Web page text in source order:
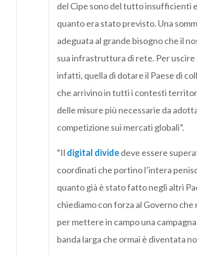
del Cipe sono del tutto insufficienti
quanto era stato previsto. Una
adeguata al grande bisogno che il
sua infrastruttura di rete. Per uscire
infatti, quella di dotare il Paese di
che arrivino in tutti i contesti
delle misure più necessarie da
competizione sui mercati globali”.
“Il digital dividedeve essere
coordinati che portino l’intera
quanto già è stato fatto negli altri
chiediamo con forza al Governo
per mettere in campo una
banda larga che ormai è diventata